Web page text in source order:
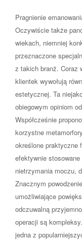
Pragnienie
Oczywiście także
wiekach, niemniej
przeznaczone
z takich branż. Coraz
klientek wywołują
estetycznej. Ta
obiegowym opiniom
Współcześnie
korzystne
określone praktyczne
efektywnie
nietrzymania moczu,
Znacznym
umożliwiające
odczuwalną
operacji są
jedna z